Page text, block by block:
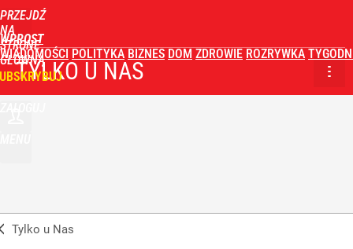
PRZEJDŹ
NA
STRONĘ
GŁÓWNĄ
WPROST
WIADOMOŚCI POLITYKA BIZNES DOM ZDROWIE ROZRYWKA
TYLKO U NAS
Tylko u Nas